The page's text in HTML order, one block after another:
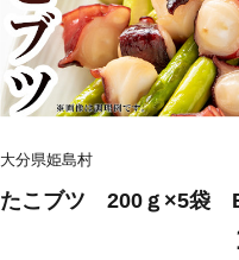
大分県姫島村
たこブツ 200ｇ×5袋